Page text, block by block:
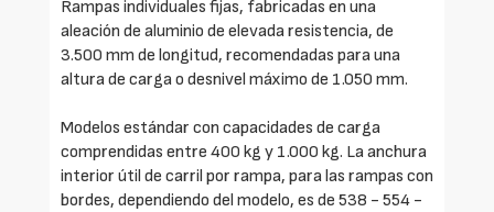
Rampas individuales fijas, fabricadas en una
aleación de aluminio de elevada resistencia, de
3.500 mm de longitud, recomendadas para una
altura de carga o desnivel máximo de 1.050 mm.
Modelos estándar con capacidades de carga
comprendidas entre 400 kg y 1.000 kg. La anchura
interior útil de carril por rampa, para las rampas con
bordes, dependiendo del modelo, es de 538 - 554 -